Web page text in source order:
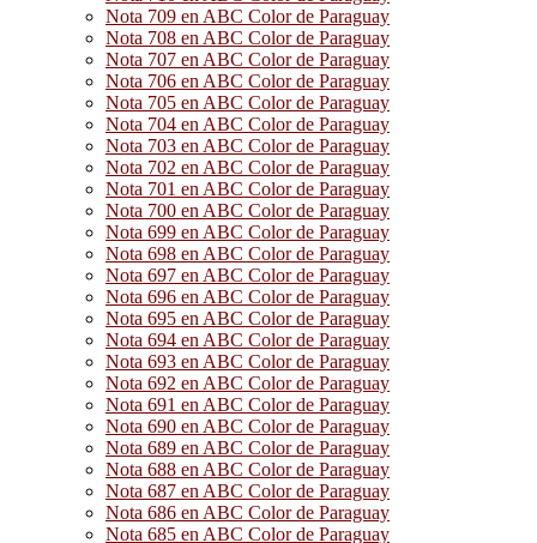
Nota 709 en ABC Color de Paraguay
Nota 708 en ABC Color de Paraguay
Nota 707 en ABC Color de Paraguay
Nota 706 en ABC Color de Paraguay
Nota 705 en ABC Color de Paraguay
Nota 704 en ABC Color de Paraguay
Nota 703 en ABC Color de Paraguay
Nota 702 en ABC Color de Paraguay
Nota 701 en ABC Color de Paraguay
Nota 700 en ABC Color de Paraguay
Nota 699 en ABC Color de Paraguay
Nota 698 en ABC Color de Paraguay
Nota 697 en ABC Color de Paraguay
Nota 696 en ABC Color de Paraguay
Nota 695 en ABC Color de Paraguay
Nota 694 en ABC Color de Paraguay
Nota 693 en ABC Color de Paraguay
Nota 692 en ABC Color de Paraguay
Nota 691 en ABC Color de Paraguay
Nota 690 en ABC Color de Paraguay
Nota 689 en ABC Color de Paraguay
Nota 688 en ABC Color de Paraguay
Nota 687 en ABC Color de Paraguay
Nota 686 en ABC Color de Paraguay
Nota 685 en ABC Color de Paraguay